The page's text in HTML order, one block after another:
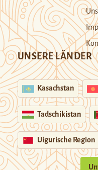
UNSERE LÄNDER
Kasachstan
Tadschikistan
Uigurische Region